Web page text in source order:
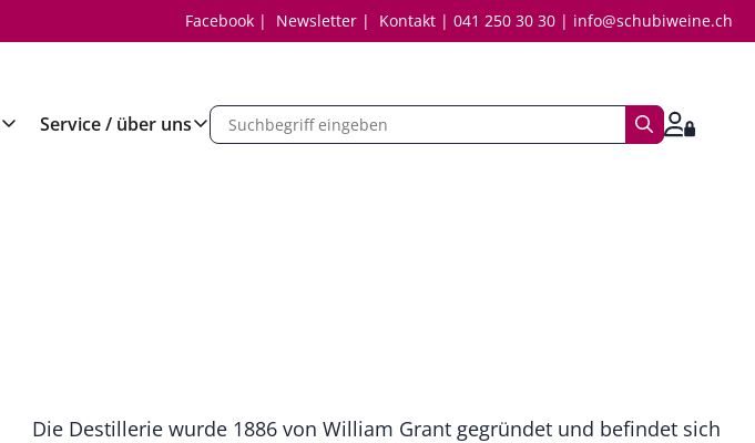
Facebook Newsletter Kontakt 041 250 30 30 info@schubiweine.ch
Service / über uns
Die Destillerie wurde 1886 von William Grant gegründet und befindet sich